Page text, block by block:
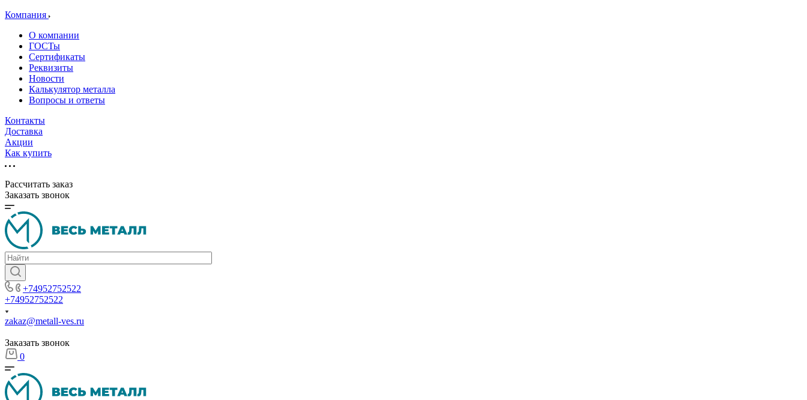
Компания
О компании
ГОСТы
Сертификаты
Реквизиты
Новости
Калькулятор металла
Вопросы и ответы
Контакты
Доставка
Акции
Как купить
Рассчитать заказ
Заказать звонок
+74952752522
+74952752522
zakaz@metall-ves.ru
Заказать звонок
0